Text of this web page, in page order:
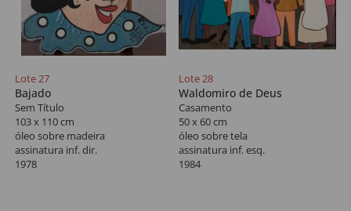
Lote 27
Bajado
Sem Título
103 x 110 cm
óleo sobre madeira
assinatura inf. dir.
1978
Lote 28
Waldomiro de Deus
Casamento
50 x 60 cm
óleo sobre tela
assinatura inf. esq.
1984